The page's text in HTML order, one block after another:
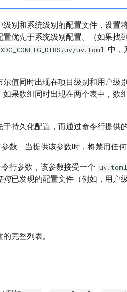
别和系统级别的配置文件，设置
优先于系统级别配置。（如果找
uv/uv.toml 中，
值同时出现在项目级别和用户级
果数组同时出现在两个表中，数
持久化配置，而通过命令行提供
数，当提供该参数时，将禁用任何
行参数，该参数接受一个 uv.toml
何已发现的配置文件（例如，用户
完整列表。